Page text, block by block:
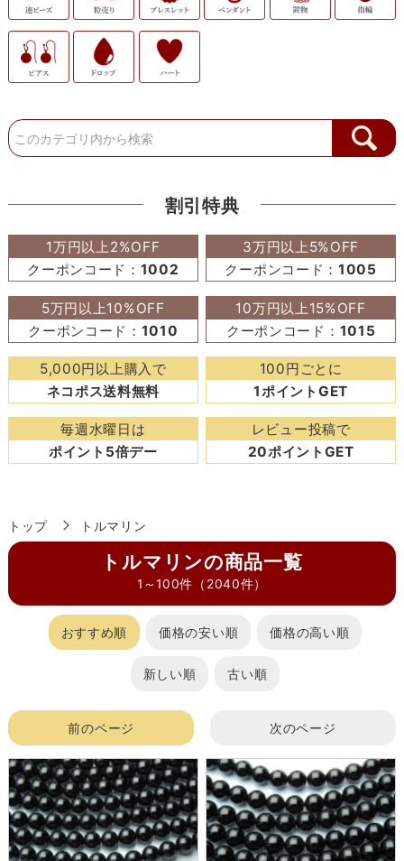
割引特典
1万円以上2%OFF
クーポンコード： 1002
3万円以上5%OFF
クーポンコード：1005
5万円以上10%OFF
クーポンコード： 1010
10万円以上15%OFF
クーポンコード： 1015
5,000円以上購入で
ネコポス送料無料
100円ごとに
1ポイントGET
毎週水曜日は
ポイント5倍デー
レビュー投稿で
20ポイントGET
トップ トルマリン
トルマリンの商品一覧
1～100件（2040件）
おすすめ順 価格の安い順 価格の高い順
新しい順 古い順
前のページ 次のページ